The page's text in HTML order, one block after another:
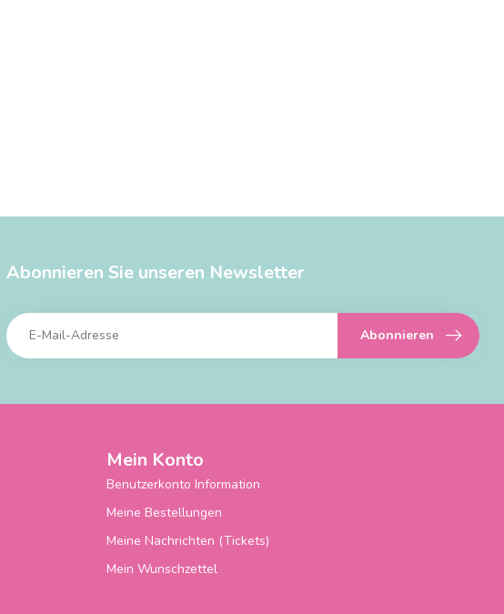
Abonnieren Sie unseren Newsletter
Abonnieren
Mein Konto
Benutzerkonto Information
Meine Bestellungen
Meine Nachrichten (Tickets)
Mein Wunschzettel